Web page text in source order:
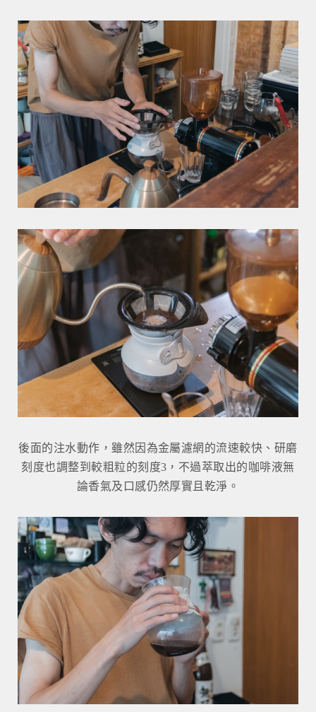
後面的注水動作，雖然因為金屬濾網的流速較快、研磨
刻度也調整到較粗粒的刻度3，不過萃取出的咖啡液無
論香氣及口感仍然厚實且乾淨。